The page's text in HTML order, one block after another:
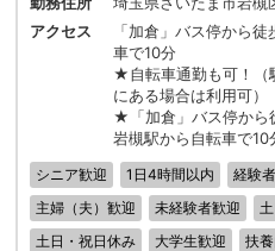
アクセス
「加倉」バス停から
車で10分
★自転車通勤も可！（
にある場合は利用可）
★「加倉」バス停から
岩槻駅から自転車で10
シニア歓迎 1日4時間以内 経験
主婦（夫）歓迎
未経験者歓迎
土日・祝日休み
大学生歓迎 扶